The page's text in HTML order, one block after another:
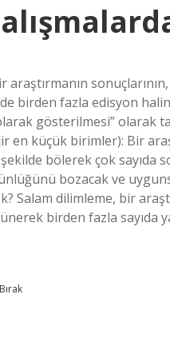
araştırmanın
birden fazla edisyon
gösterilmesi” olarak
en küçük birimler): Bir
bölerek çok sayıda
bozacak ve
Salam dilimleme, bir
birden fazla sayıda